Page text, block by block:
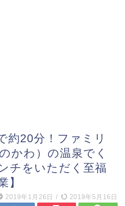
約20分！ファミリ
かわ）の温泉でく
チをいただく至福
】
2019年1月26日 / 2019年5月16日